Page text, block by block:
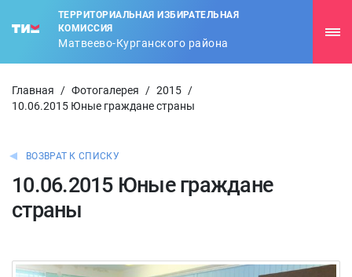
ТЕРРИТОРИАЛЬНАЯ ИЗБИРАТЕЛЬНАЯ
КОМИССИЯ
Матвеево-Курганского района
Главная / Фотогалерея / 2015 /
10.06.2015 Юные граждане страны
ВОЗВРАТ К СПИСКУ
10.06.2015 Юные граждане
страны